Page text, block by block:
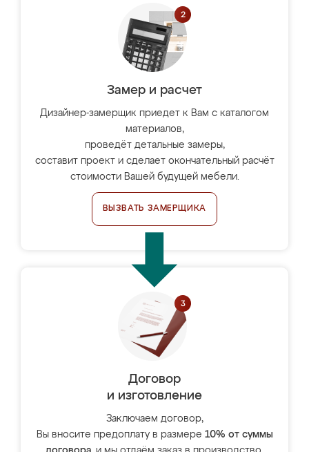
Замер и расчет
Дизайнер-замерщик приедет к Вам с каталогом
материалов,
проведёт детальные замеры,
составит проект и сделает окончательный расчёт
стоимости Вашей будущей мебели.
ВЫЗВАТЬ ЗАМЕРЩИКА
Договор
и изготовление
Заключаем договор,
Вы вносите предоплату в размере 10% от суммы